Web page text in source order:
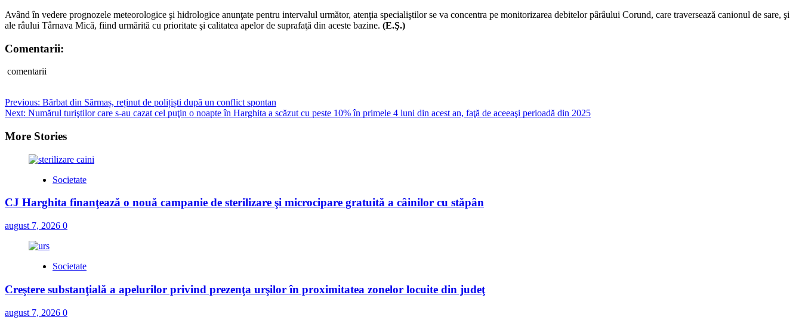
Având în vedere prognozele meteorologice şi hidrologice anunţate pentru intervalul următor, atenţia specialiştilor se va concentra pe monitorizarea debitelor pârâului Corund, care traversează canionul de sare, şi
ale râului Târnava Mică, fiind urmărită cu prioritate şi calitatea apelor de suprafaţă din aceste bazine. (E.Ş.)
Comentarii:
comentarii
Post
navigation
Previous: Bărbat din Sărmaș, reținut de polițiști după un conflict spontan
Next: Numărul turiştilor care s-au cazat cel puţin o noapte în Harghita a scăzut cu peste 10% în primele 4 luni din acest an, faţă de aceeaşi perioadă din 2025
More Stories
Societate
CJ Harghita finanţează o nouă campanie de sterilizare şi microcipare gratuită a câinilor cu stăpân
august 7, 2026 0
Societate
Creştere substanţială a apelurilor privind prezenţa urşilor în proximitatea zonelor locuite din judeţ
august 7, 2026 0